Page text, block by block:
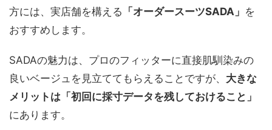
方には、実店舗を構える 「オーダースーツSADA」 を
おすすめします。
SADAの魅力は、プロのフィッターに直接肌馴染みの
良いベージュを見立ててもらえることですが、 大きな
メリットは「初回に採寸データを残しておけること」
にあります。